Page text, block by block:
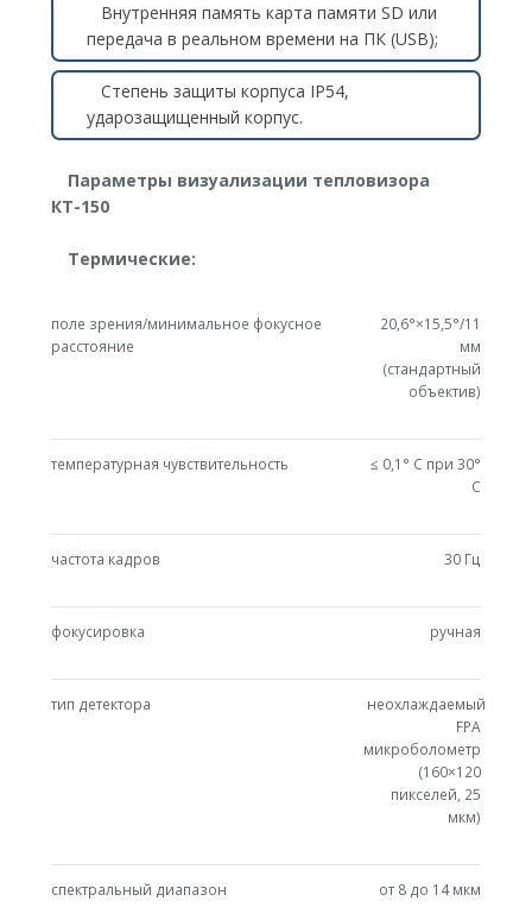
Внутренняя память карта памяти SD или
передача в реальном времени на ПК (USB);
Степень защиты корпуса IP54,
ударозащищенный корпус.
Параметры визуализации тепловизора
КТ-150
Термические:
поле зрения/минимальное фокусное
расстояние
20,6°×15,5°/11
мм
(стандартный
объектив)
температурная чувствительность
≤ 0,1° С при 30°
C
частота кадров 30 Гц
фокусировка ручная
тип детектора
неохлаждаемый
FPA
микроболометр
(160×120
пикселей, 25
мкм)
спектральный диапазон от 8 до 14 мкм